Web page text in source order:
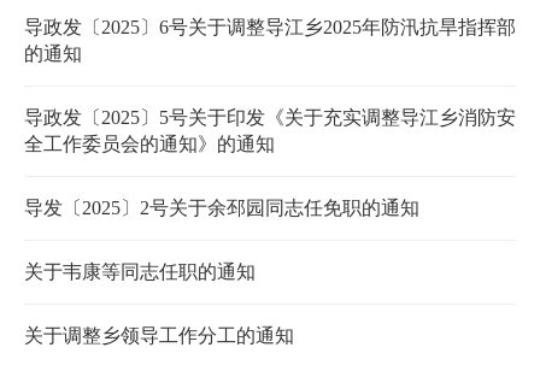
导政发〔2025〕6号关于调整导江乡2025年防汛抗旱指挥部
的通知
导政发〔2025〕5号关于印发《关于充实调整导江乡消防安
全工作委员会的通知》的通知
导发〔2025〕2号关于余邳园同志任免职的通知
关于韦康等同志任职的通知
关于调整乡领导工作分工的通知